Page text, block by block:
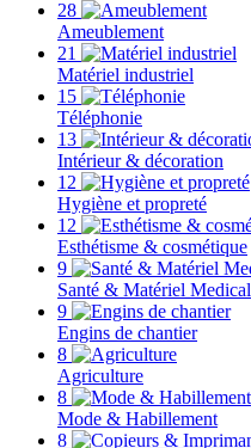
28
Ameublement
21
Matériel industriel
15
Téléphonie
13
Intérieur & décoration
12
Hygiène et propreté
12
Esthétisme & cosmétique
9
Santé & Matériel Medical
9
Engins de chantier
8
Agriculture
8
Mode & Habillement
8